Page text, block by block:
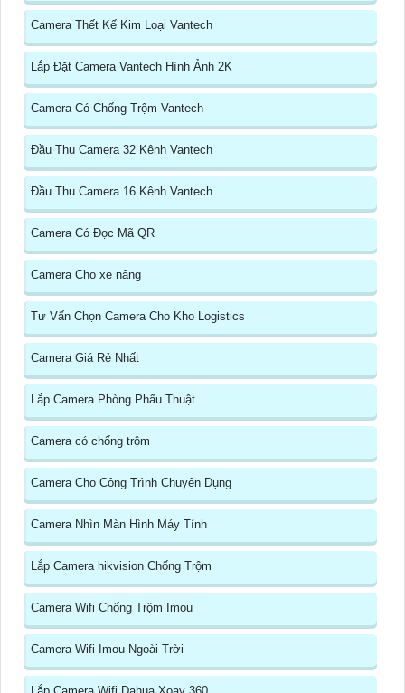
Camera Thết Kế Kim Loại Vantech
Lắp Đặt Camera Vantech Hình Ảnh 2K
Camera Có Chống Trộm Vantech
Đầu Thu Camera 32 Kênh Vantech
Đầu Thu Camera 16 Kênh Vantech
Camera Có Đọc Mã QR
Camera Cho xe nâng
Tư Vấn Chọn Camera Cho Kho Logistics
Camera Giá Rẻ Nhất
Lắp Camera Phòng Phẩu Thuật
Camera có chống trộm
Camera Cho Công Trình Chuyên Dụng
Camera Nhìn Màn Hình Máy Tính
Lắp Camera hikvision Chống Trộm
Camera Wifi Chống Trộm Imou
Camera Wifi Imou Ngoài Trời